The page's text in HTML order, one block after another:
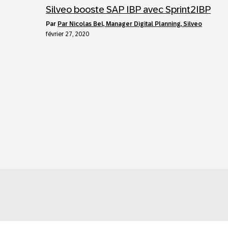
Silveo booste SAP IBP avec Sprint2IBP
par Par Nicolas Bel, Manager Digital Planning, Silveo
février 27, 2020